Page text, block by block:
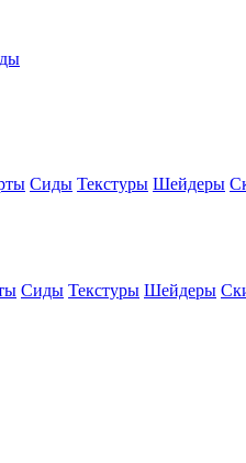
Сиды Текстуры Шейдеры
Сиды Текстуры Шейдеры